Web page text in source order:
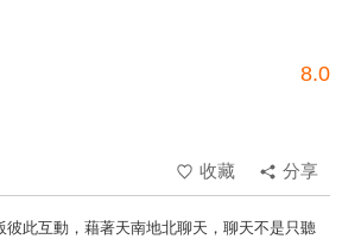
8.0
收藏
分享
彼此互動，藉著天南地北聊天，聊天不是只聽